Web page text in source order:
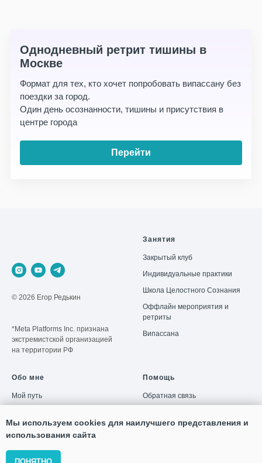
Мы используем cookies для наилучшего представления и
использования сайта
Однодневный ретрит тишины в
Москве
Формат для тех, кто хочет попробовать випассану без
поездки за город.
Один день осознанности, тишины и присутствия в
центре города
Перейти
© 2026 Егор Редькин
*Meta Platforms Inc. признана
экстремистской организацией
на территории РФ
Занятия
Закрытый клуб
Индивидуальные практики
Школа Целостного Сознания
Оффлайн мероприятия и
ретриты
Випассана
Обо мне
Мой путь
Помощь
Обратная связь
Пользовательское соглашение